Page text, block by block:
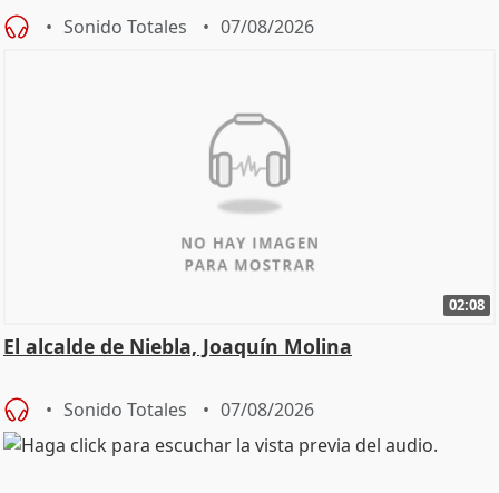
Sonido Totales 07/08/2026
02:08
El alcalde de Niebla, Joaquín Molina
Sonido Totales 07/08/2026